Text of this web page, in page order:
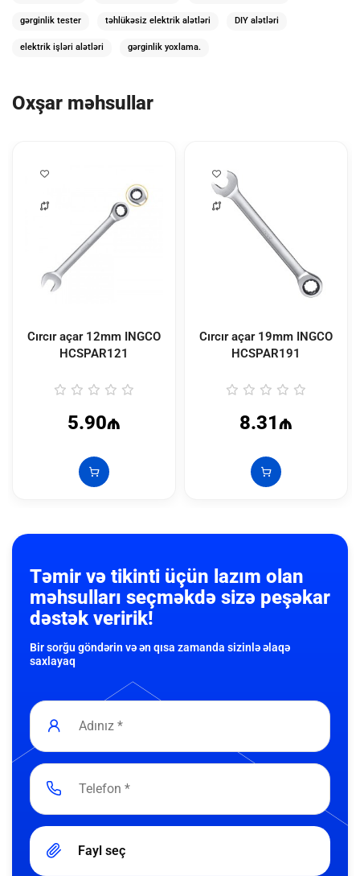
gərginlik tester təhlükəsiz elektrik alətləri DIY alətləri
elektrik işləri alətləri gərginlik yoxlama.
Oxşar məhsullar
Cırcır açar 12mm INGCO
HCSPAR121
5.90₼
Cırcır açar 19mm INGCO
HCSPAR191
8.31₼
Təmir və tikinti üçün lazım olan
məhsulları seçməkdə sizə peşəkar
dəstək veririk!
Bir sorğu göndərin və ən qısa zamanda sizinlə əlaqə
saxlayaq
Fayl seç